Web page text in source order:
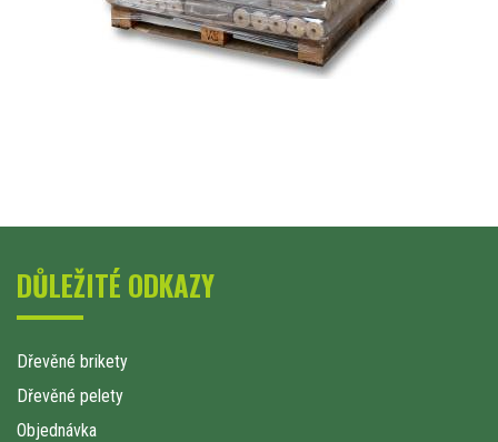
DŮLEŽITÉ ODKAZY
Dřevěné brikety
Dřevěné pelety
Objednávka